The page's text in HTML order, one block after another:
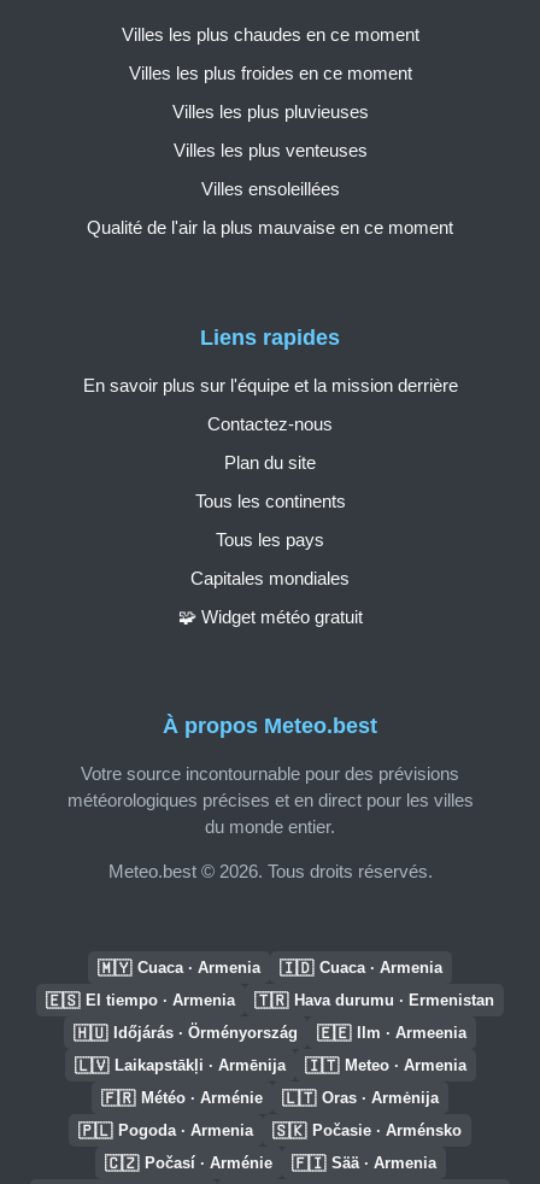
À propos Meteo.best
Votre source incontournable pour des prévisions
météorologiques précises et en direct pour les villes
du monde entier.
Meteo.best © 2026. Tous droits réservés.
Liens rapides
En savoir plus sur l'équipe et la mission derrière
Contactez-nous
Plan du site
Tous les continents
Tous les pays
Capitales mondiales
🧩 Widget météo gratuit
Villes les plus chaudes en ce moment
Villes les plus froides en ce moment
Villes les plus pluvieuses
Villes les plus venteuses
Villes ensoleillées
Qualité de l'air la plus mauvaise en ce moment
🇲🇾 Cuaca · Armenia 🇮🇩 Cuaca · Armenia
🇪🇸 El tiempo · Armenia 🇹🇷 Hava durumu · Ermenistan
🇭🇺 Időjárás · Örményország 🇪🇪 Ilm · Armeenia
🇱🇻 Laikapstākļi · Armēnija 🇮🇹 Meteo · Armenia
🇫🇷 Météo · Arménie 🇱🇹 Oras · Armėnija
🇵🇱 Pogoda · Armenia 🇸🇰 Počasie · Arménsko
🇨🇿 Počasí · Arménie 🇫🇮 Sää · Armenia